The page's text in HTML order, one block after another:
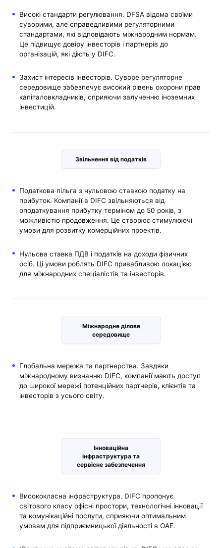
Високі стандарти регулювання. DFSA відома своїми
суворими, але справедливими регуляторними
стандартами, які відповідають міжнародним нормам.
Це підвищує довіру інвесторів і партнерів до
організацій, які діють у DIFC.
Захист інтересів інвесторів. Суворе регуляторне
середовище забезпечує високий рівень охорони прав
капіталовкладників, сприяючи залученню іноземних
інвестицій.
Звільнення від податків
Податкова пільга з нульовою ставкою податку на
прибуток. Компанії в DIFC звільняються від
оподаткування прибутку терміном до 50 років, з
можливістю продовження. Це створює стимулюючі
умови для розвитку комерційних проектів.
Нульова ставка ПДВ і податків на доходи фізичних
осіб. Ці умови роблять DIFC привабливою локацією
для міжнародних спеціалістів та інвесторів.
Міжнародне ділове
середовище
Глобальна мережа та партнерства. Завдяки
міжнародному визнанню DIFC, компанії мають доступ
до широкої мережі потенційних партнерів, клієнтів та
інвесторів з усього світу.
Інноваційна
інфраструктура та
сервісне забезпечення
Висококласна інфраструктура. DIFC пропонує
світового класу офісні простори, технологічні інновації
та комунікаційні послуги, сприяючи оптимальним
умовам для підприємницької діяльності в ОАЕ.